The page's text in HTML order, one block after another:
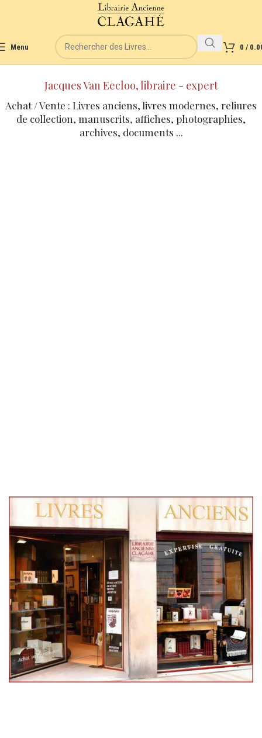
Menu 0 /
Jacques Van Eecloo, libraire - expert
Achat / Vente : Livres anciens, livres modernes, reliures
de collection, manuscrits, affiches, photographies,
archives, documents ...